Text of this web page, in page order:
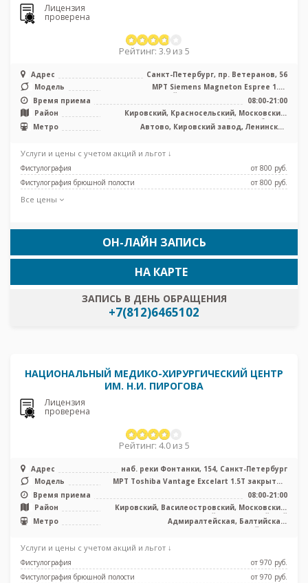
Лицензия
проверена
Рейтинг: 3.9 из 5
Адрес
Санкт-Петербург, пр. Ветеранов, 56
Модель
МРТ Siemens Magneton Espree 1.5T
Время приема
08:00-21:00
Район
Кировский, Красносельский, Московский,
Петродворцовый, Лен. область
Метро
Автово, Кировский завод, Ленинский
Услуги и цены с учетом акций и льгот ↓
Фистулография
от 800 pуб.
Фистулография брюшной полости
от 800 pуб.
Все цены
ОН-ЛАЙН ЗАПИСЬ
ЗАПИСЬ В ДЕНЬ ОБРАЩЕНИЯ
+7(812)6465102
НА КАРТЕ
НАЦИОНАЛЬНЫЙ МЕДИКО-ХИРУРГИЧЕСКИЙ ЦЕНТР
ИМ. Н.И. ПИРОГОВА
Лицензия
проверена
Рейтинг: 4.0 из 5
Адрес
наб. реки Фонтанки, 154, Санкт-Петербург
Модель
МРТ Toshiba Vantage Excelart 1.5T закрытый
тип, КТ Toshiba Aquilion 64 ...
Время приема
08:00-21:00
Район
Кировский, Василеостровский, Московский,
Центральный, Адмиралтейский
Метро
Адмиралтейская, Балтийская,
Василеостровская, Кировский завод,
Спасская, Технологический институт,
Фрунзенская
Услуги и цены с учетом акций и льгот ↓
Фистулография
от 970 pуб.
Фистулография брюшной полости
от 970 pуб.